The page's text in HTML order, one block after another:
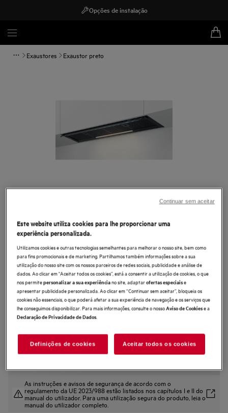
Opções de instalação
Exaustores Exaustor preto
GDE682HB
Exaustor de integrar de 120 cm e 45
dB(A)
4.4 (53)
Ficha de informação do produto
Benefícios
O exaustor 6000 Hob2Hood® regula a velocidade da ventoinha por si.
Qualidade superior do ar na cozinha com o exaustor ExtractionTech Pro.
As instruções e avisos de segurança de acordo com o
regulamento da UE 2023/988 estão listados nos capítulos I e II do
manual do utilizador. Para uma utilização segura do produto, leia o
manual do utilizador completo.
Este website utiliza cookies para lhe proporcionar uma
experiência personalizada.
Utilizamos cookies e outras tecnologias semelhantes para melhorar o nosso site, bem como
para fins promocionais e de marketing. Partilhamos também informações sobre a sua
utilização do nosso site com os nossos parceiros de redes sociais, publicidade e análise de
dados. Ao clicar em "Aceitar todos os cookies”, está a consentir a utilização de cookies, o que
nos permitepersonalizar a sua experiênciano site, adaptarofertas especiaise
apresentar publicidade personalizada. Ao clicar em “Continuar sem aceitar”, bloqueia os
cookies não essenciais, o que poderá afetar a sua experiência de navegação e os serviços que
lhe conseguimos disponibilizar. Para mais informações, consulte o nossoAviso de Cookiese a
Declaração de Privacidade de Dados.
Definições de cookies Aceitar todos os cookies
Continuar sem aceitar